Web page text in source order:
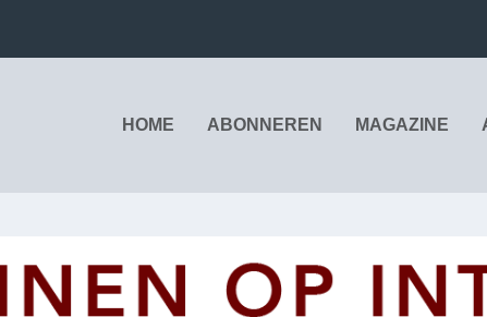
HOME ABONNEREN MAGAZINE